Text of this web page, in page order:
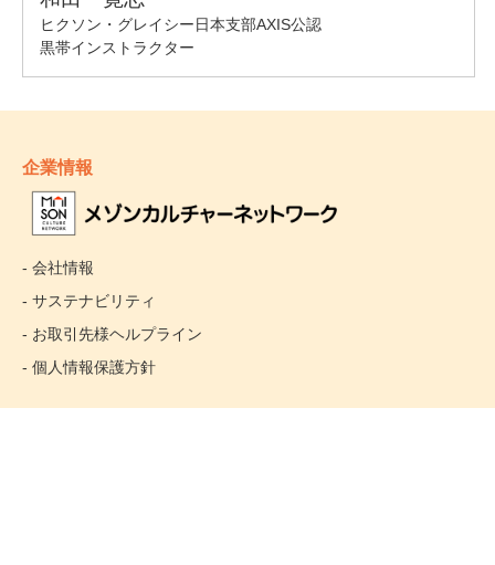
企業情報
- 会社情報
- サステナビリティ
- お取引先様ヘルプライン
- 個人情報保護方針